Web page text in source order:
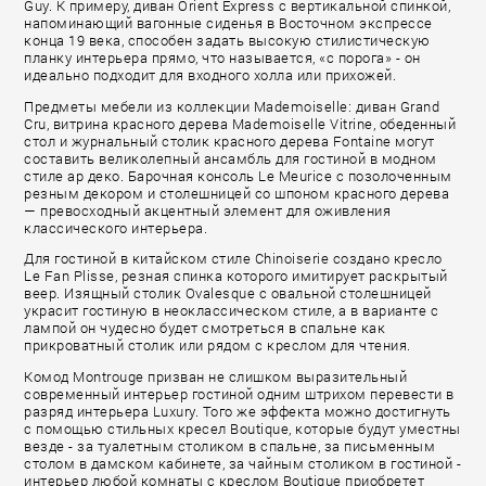
Guy. К примеру, диван Orient Express с вертикальной спинкой,
напоминающий вагонные сиденья в Восточном экспрессе
конца 19 века, способен задать высокую стилистическую
планку интерьера прямо, что называется, «с порога» - он
идеально подходит для входного холла или прихожей.
Предметы мебели из коллекции Mademoiselle: диван Grand
Cru, витрина красного дерева Mademoiselle Vitrine, обеденный
стол и журнальный столик красного дерева Fontaine могут
составить великолепный ансамбль для гостиной в модном
стиле ар деко. Барочная консоль Le Meurice с позолоченным
резным декором и столешницей со шпоном красного дерева
— превосходный акцентный элемент для оживления
классического интерьера.
Для гостиной в китайском стиле Chinoiserie создано кресло
Le Fan Plisse, резная спинка которого имитирует раскрытый
веер. Изящный столик Ovalesque с овальной столешницей
украсит гостиную в неоклассическом стиле, а в варианте с
лампой он чудесно будет смотреться в спальне как
прикроватный столик или рядом с креслом для чтения.
Комод Montrouge призван не слишком выразительный
современный интерьер гостиной одним штрихом перевести в
разряд интерьера Luxury. Того же эффекта можно достигнуть
с помощью стильных кресел Boutique, которые будут уместны
везде - за туалетным столиком в спальне, за письменным
столом в дамском кабинете, за чайным столиком в гостиной -
интерьер любой комнаты с креслом Boutique приобретет